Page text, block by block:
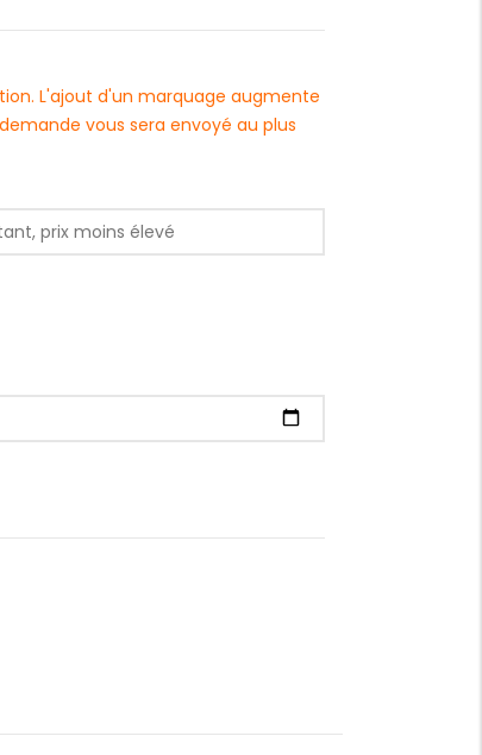
L'ajout d'un marquage augmente
vous sera envoyé au plus